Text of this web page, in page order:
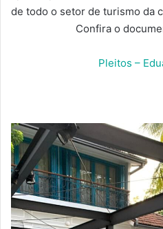
de todo o setor de turismo da
Confira o
Pleitos –